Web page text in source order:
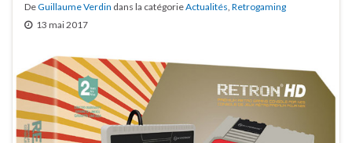
DeGuillaume Verdin dans la catégorieActualités, Retrogaming
13 mai 2017